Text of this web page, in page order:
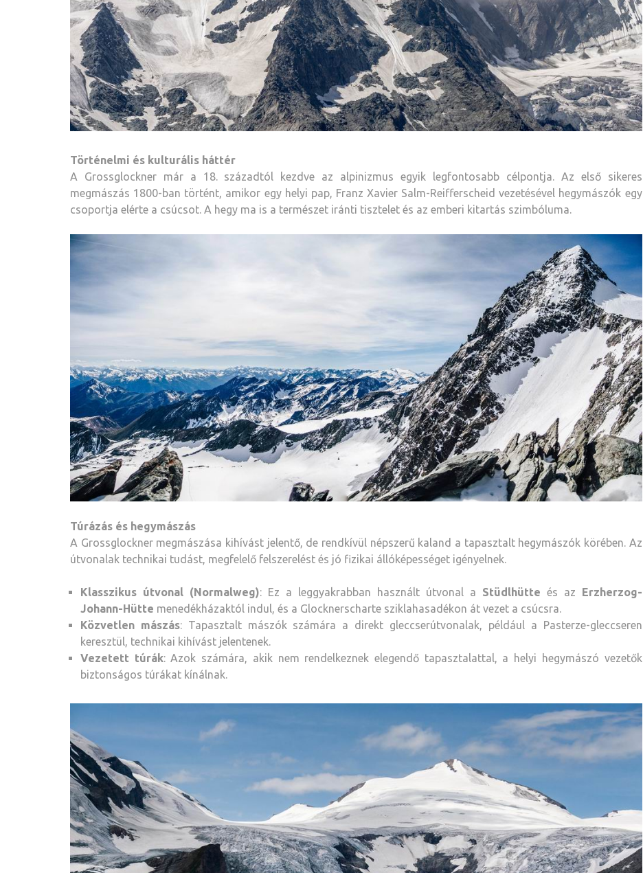
Történelmi és kulturális háttér
A Grossglockner már a 18. századtól kezdve az alpinizmus egyik legfontosabb célpontja. Az első sikeres
megmászás 1800-ban történt, amikor egy helyi pap, Franz Xavier Salm-Reifferscheid vezetésével hegymászók egy
csoportja elérte a csúcsot. A hegy ma is a természet iránti tisztelet és az emberi kitartás szimbóluma.
Túrázás és hegymászás
A Grossglockner megmászása kihívást jelentő, de rendkívül népszerű kaland a tapasztalt hegymászók körében. Az
útvonalak technikai tudást, megfelelő felszerelést és jó fizikai állóképességet igényelnek.
Klasszikus útvonal (Normalweg): Ez a leggyakrabban használt útvonal a Stüdlhütte és az Erzherzog-
Johann-Hütte menedékházaktól indul, és a Glocknerscharte sziklahasadékon át vezet a csúcsra.
Közvetlen mászás: Tapasztalt mászók számára a direkt gleccserútvonalak, például a Pasterze-gleccseren
keresztül, technikai kihívást jelentenek.
Vezetett túrák: Azok számára, akik nem rendelkeznek elegendő tapasztalattal, a helyi hegymászó vezetők
biztonságos túrákat kínálnak.